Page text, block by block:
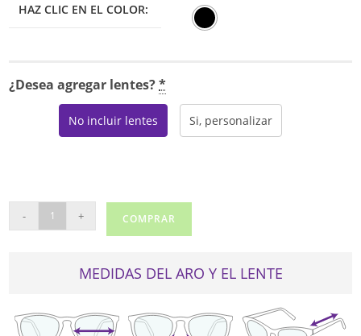
HAZ CLIC EN EL COLOR:
¿Desea agregar lentes?*
No incluir lentes Si, personalizar
VPL393
- + COMPRAR
MEDIDAS DEL ARO Y EL LENTE